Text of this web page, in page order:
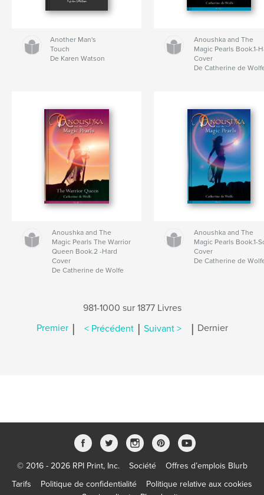
Another Man's
Touch
De Karen Watson
Anoushka and The
Magic Pearls Book.1-
Cover
De Catherine de
Anoushka and The
Magic Pearls The Warrior
Queen Book.2 -Hard
Cover
De Catherine de Wolfe
Anoushka and The
Magic Pearls Book.1-
Cover
De Catherine de
981-1000 sur 1877 Livres
Premier | < Précédent | Suivant > | Dernier
© 2016 - 2026 RPI Print, Inc. Société
Offres d’emplois Blurb
Tarifs
Politique de confidentialité
Politique relative aux cookies